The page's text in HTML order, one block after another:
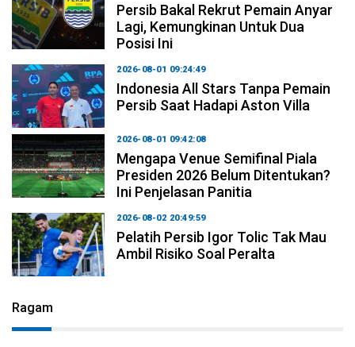
Persib Bakal Rekrut Pemain Anyar
Lagi, Kemungkinan Untuk Dua
Posisi Ini
2026-08-01 09:24:49
Indonesia All Stars Tanpa Pemain
Persib Saat Hadapi Aston Villa
2026-08-01 09:42:08
Mengapa Venue Semifinal Piala
Presiden 2026 Belum Ditentukan?
Ini Penjelasan Panitia
2026-08-02 20:49:59
Pelatih Persib Igor Tolic Tak Mau
Ambil Risiko Soal Peralta
Ragam